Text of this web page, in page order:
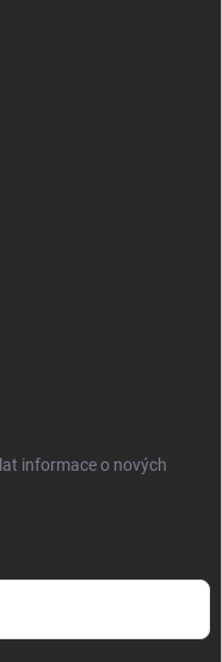
informace o nových